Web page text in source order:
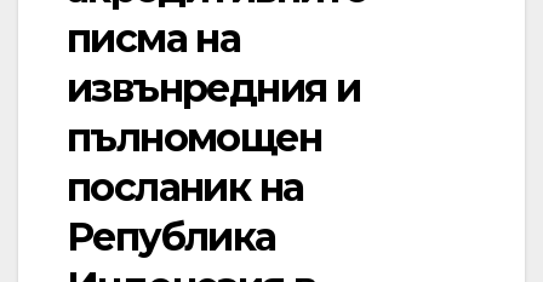
писма на
извънредния и
пълномощен
посланик на
Република